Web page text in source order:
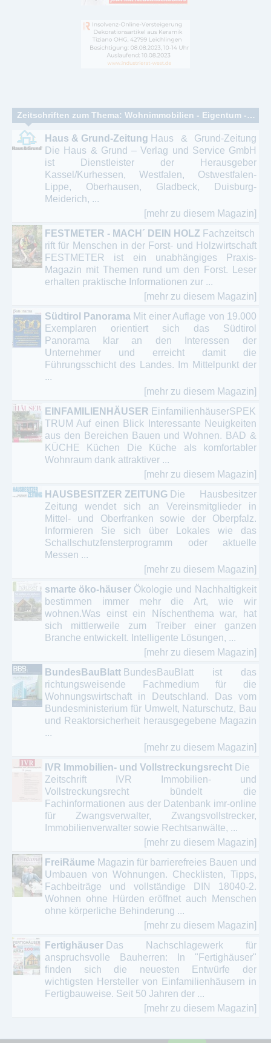
Zeitschriften zum Thema: Wohnimmobilien - Eigentum - Grundbesitz – Öko-Haus
Haus & Grund-Zeitung Haus & Grund-Zeitung
Die Haus & Grund – Verlag und Service GmbH
ist Dienstleister der Herausgeber
Kassel/Kurhessen, Westfalen, Ostwestfalen-
Lippe, Oberhausen, Gladbeck, Duisburg-
Meiderich, ...
[mehr zu diesem Magazin]
FESTMETER - MACH´ DEIN HOLZ Fachzeitsch
rift für Menschen in der Forst- und Holzwirtschaft
FESTMETER ist ein unabhängiges Praxis-
Magazin mit Themen rund um den Forst. Leser
erhalten praktische Informationen zur ...
[mehr zu diesem Magazin]
Südtirol Panorama Mit einer Auflage von 19.000
Exemplaren orientiert sich das Südtirol
Panorama klar an den Interessen der
Unternehmer und erreicht damit die
Führungsschicht des Landes. Im Mittelpunkt der
...
[mehr zu diesem Magazin]
EINFAMILIENHÄUSER EinfamilienhäuserSPEK
TRUM Auf einen Blick Interessante Neuigkeiten
aus den Bereichen Bauen und Wohnen. BAD &
KÜCHE Küchen Die Küche als komfortabler
Wohnraum dank attraktiver ...
[mehr zu diesem Magazin]
HAUSBESITZER ZEITUNG Die Hausbesitzer
Zeitung wendet sich an Vereinsmitglieder in
Mittel- und Oberfranken sowie der Oberpfalz.
Informieren Sie sich über Lokales wie das
Schallschutzfensterprogramm oder aktuelle
Messen ...
[mehr zu diesem Magazin]
smarte öko-häuser Ökologie und Nachhaltigkeit
bestimmen immer mehr die Art, wie wir
wohnen.Was einst ein Níschenthema war, hat
sich mittlerweile zum Treiber einer ganzen
Branche entwickelt. Intelligente Lösungen, ...
[mehr zu diesem Magazin]
BundesBauBlatt BundesBauBlatt ist das
richtungsweisende Fachmedium für die
Wohnungswirtschaft in Deutschland. Das vom
Bundesministerium für Umwelt, Naturschutz, Bau
und Reaktorsicherheit herausgegebene Magazin
...
[mehr zu diesem Magazin]
IVR Immobilien- und Vollstreckungsrecht Die
Zeitschrift IVR Immobilien- und
Vollstreckungsrecht bündelt die
Fachinformationen aus der Datenbank imr-online
für Zwangsverwalter, Zwangsvollstrecker,
Immobilienverwalter sowie Rechtsanwälte, ...
[mehr zu diesem Magazin]
FreiRäume Magazin für barrierefreies Bauen und
Umbauen von Wohnungen. Checklisten, Tipps,
Fachbeiträge und vollständige DIN 18040-2.
Wohnen ohne Hürden eröffnet auch Menschen
ohne körperliche Behinderung ...
[mehr zu diesem Magazin]
Fertighäuser Das Nachschlagewerk für
anspruchsvolle Bauherren: In "Fertighäuser"
finden sich die neuesten Entwürfe der
wichtigsten Hersteller von Einfamilienhäusern in
Fertigbauweise. Seit 50 Jahren der ...
[mehr zu diesem Magazin]